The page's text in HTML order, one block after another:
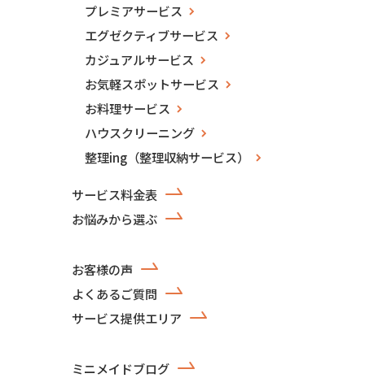
プレミアサービス
エグゼクティブサービス
カジュアルサービス
お気軽スポットサービス
お料理サービス
ハウスクリーニング
整理ing（整理収納サービス）
サービス料金表
お悩みから選ぶ
お客様の声
よくあるご質問
サービス提供エリア
ミニメイドブログ